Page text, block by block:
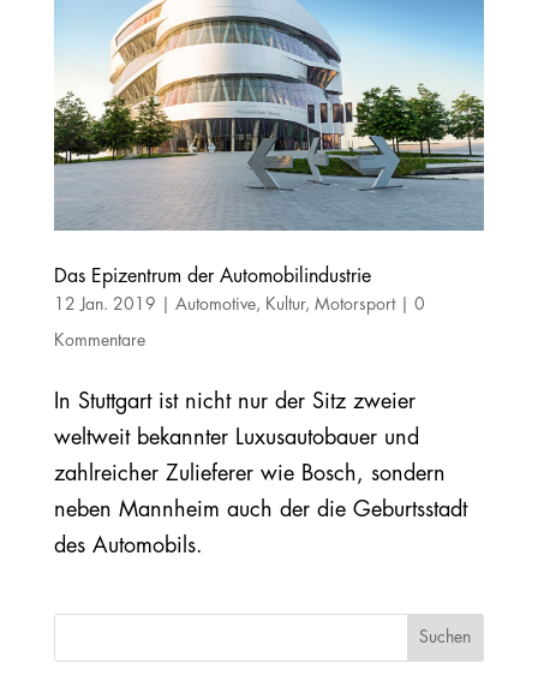
Das Epizentrum der Automobilindustrie
12 Jan. 2019 Automotive, Kultur, Motorsport| 0
Kommentare
In Stuttgart ist nicht nur der Sitz zweier
weltweit bekannter Luxusautobauer und
zahlreicher Zulieferer wie Bosch, sondern
neben Mannheim auch der die Geburtsstadt
des Automobils.